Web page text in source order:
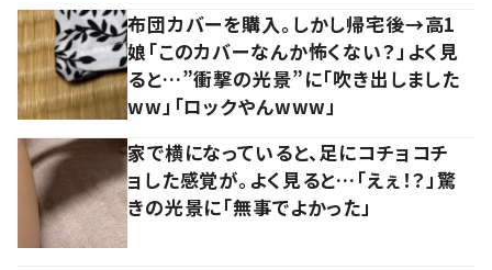
布団カバーを購入。しかし帰宅後→高1
娘「このカバーなんか怖くない？」よく見
ると…”衝撃の光景”に「吹き出しました
ww」「ロックやんwww」
家で横になっていると、足にコチョコチ
ョした感覚が。よく見ると…「えぇ！？」驚
きの光景に「無事でよかった」